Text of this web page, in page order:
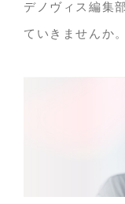
デノヴィス編集
ていきませんか。